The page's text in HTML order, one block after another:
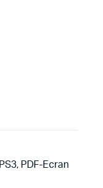
PDF-Ecran